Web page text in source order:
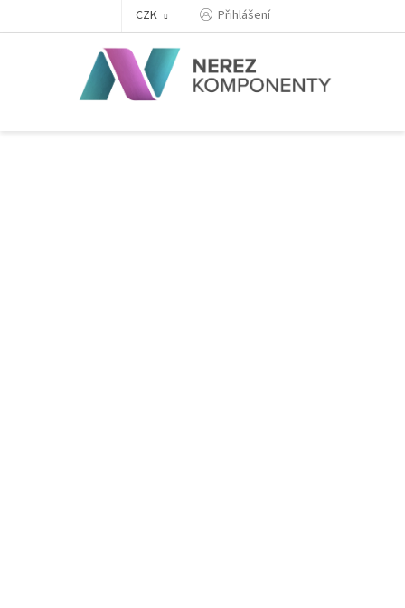
CZK Přihlášení